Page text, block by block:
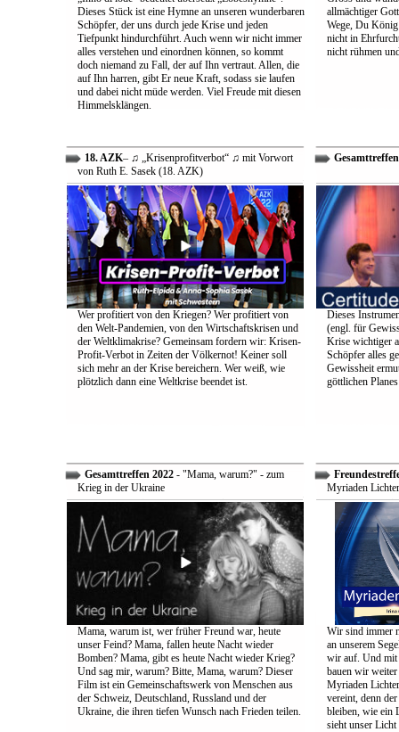
Dieses Stück ist eine Hymne an unseren wunderbaren
Schöpfer, der uns durch jede Krise und jeden
Tiefpunkt hindurchführt. Auch wenn wir nicht immer
alles verstehen und einordnen können, so kommt
doch niemand zu Fall, der auf Ihn vertraut. Allen, die
auf Ihn harren, gibt Er neue Kraft, sodass sie laufen
und dabei nicht müde werden. Viel Freude mit diesen
Himmelsklängen.
allmächtiger
Wege, Du
nicht in
nicht rühmen
18. AZK– ♫ „Krisenprofitverbot“ ♫ mit Vorwort
von Ruth E. Sasek (18. AZK)
Wer profitiert von den Kriegen? Wer profitiert von
den Welt-Pandemien, von den Wirtschaftskrisen und
der Weltklimakrise? Gemeinsam fordern wir: Krisen-
Profit-Verbot in Zeiten der Völkernot! Keiner soll
sich mehr an der Krise bereichern. Wer weiß, wie
plötzlich dann eine Weltkrise beendet ist.
Dieses
(engl. für
Krise wichtiger
Schöpfer alles
Gewissheit
göttlichen
Gesamttreffen 2022- "Mama, warum?" - zum
Krieg in der Ukraine
Mama, warum ist, wer früher Freund war, heute
unser Feind? Mama, fallen heute Nacht wieder
Bomben? Mama, gibt es heute Nacht wieder Krieg?
Und sag mir, warum? Bitte, Mama, warum? Dieser
Film ist ein Gemeinschaftswerk von Menschen aus
der Schweiz, Deutschland, Russland und der
Ukraine, die ihren tiefen Wunsch nach Frieden teilen.
Myriaden
Wir sind immer
an unserem
wir auf. Und mit
bauen wir
Myriaden
vereint, denn
bleiben, wie ein
sieht unser